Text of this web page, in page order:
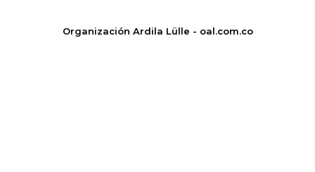
Organización Ardila Lülle - oal.com.co